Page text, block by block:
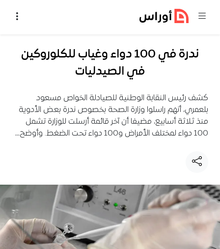
ندرة في 100 دواء وغياب للكلوروكين
في الصيدليات
كشف رئيس النقابة الوطنية للصيادلة الخواص مسعود
بلعمري، أنهم راسلوا وزارة الصحة بخصوص ندرة بعض الأدوية
منذ ثلاثة أسابيع، مضيفا أن آخر قائمة أرسلت للوزارة تشمل
100 دواء لمختلف الأمراض و100 دواء تحت الضغط. وأوضح…